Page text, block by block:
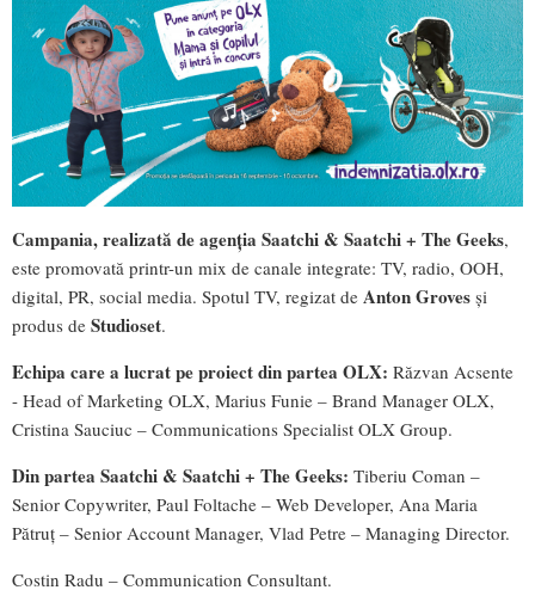
Campania, realizată de agenția Saatchi & Saatchi + The Geeks,
este promovată printr-un mix de canale integrate: TV, radio, OOH,
digital, PR, social media. Spotul TV, regizat de Anton Groves și
produs de Studioset.
Echipa care a lucrat pe proiect din partea OLX: Răzvan Acsente
- Head of Marketing OLX, Marius Funie – Brand Manager OLX,
Cristina Sauciuc – Communications Specialist OLX Group.
Din partea Saatchi & Saatchi + The Geeks: Tiberiu Coman –
Senior Copywriter, Paul Foltache – Web Developer, Ana Maria
Pătruț – Senior Account Manager, Vlad Petre – Managing Director.
Costin Radu – Communication Consultant.